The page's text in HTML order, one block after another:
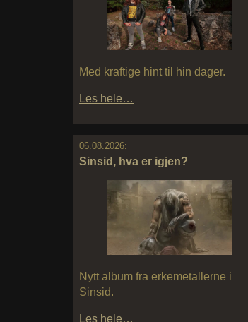
Med kraftige hint til hin dager.
Les hele…
06.08.2026:
Sinsid, hva er igjen?
Nytt album fra erkemetallerne i
Sinsid.
Les hele…